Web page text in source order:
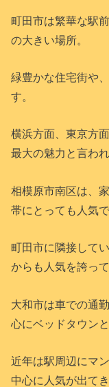
町田市は繁華な駅
の大きい場所。
緑豊かな住宅街や
す。
横浜方面、東京方
最大の魅力と言わ
相模原市南区は、
帯にとっても人気で
町田市に隣接して
からも人気を誇って
大和市は車での通
心にベッドタウン
近年は駅周辺にマ
中心に人気が出て